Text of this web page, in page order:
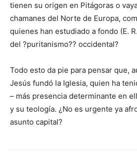
tienen su origen en Pitágoras o
chamanes del Norte de Europa,
quienes han estudiado a fondo (E.
del ?puritanismo?? occidental?
Todo esto da pie para pensar que,
Jesús fundó la Iglesia, quien ha
– más presencia determinante en
y su teología. ¿No es urgente ya
asunto capital?